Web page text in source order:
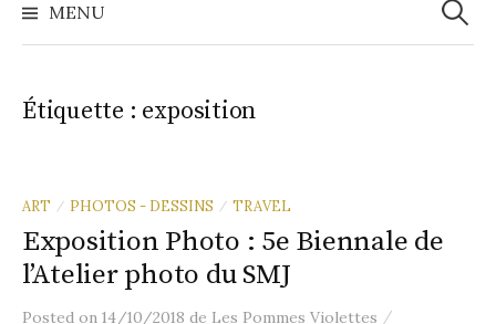
MENU
Étiquette : exposition
ART / PHOTOS - DESSINS / TRAVEL
Exposition Photo : 5e Biennale de
l’Atelier photo du SMJ
Posted on 14/10/2018 de Les Pommes Violettes /